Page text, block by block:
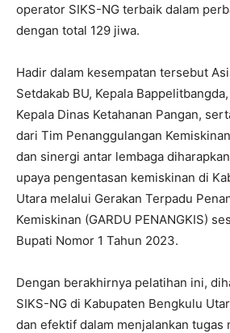
operator SIKS-NG terbaik dalam
dengan total 129 jiwa.
Hadir dalam kesempatan tersebut
Setdakab BU, Kepala
Kepala Dinas Ketahanan Pangan,
dari Tim Penanggulangan
dan sinergi antar lembaga
upaya pengentasan kemiskinan di
Utara melalui Gerakan Terpadu
Kemiskinan (GARDU PENANGKIS)
Bupati Nomor 1 Tahun 2023.
Dengan berakhirnya pelatihan ini,
SIKS-NG di Kabupaten Bengkulu
dan efektif dalam menjalankan tugas